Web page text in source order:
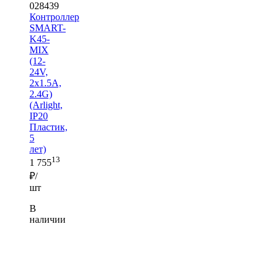
028439
Контроллер
SMART-
K45-
MIX
(12-
24V,
2x1.5A,
2.4G)
(Arlight,
IP20
Пластик,
5
лет)
1 75513
₽/
шт
В
наличии